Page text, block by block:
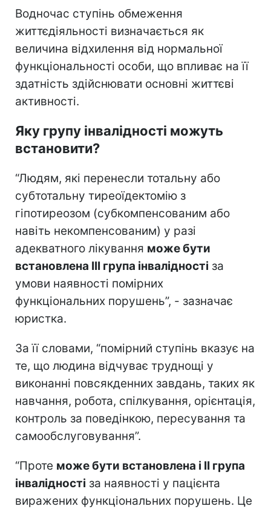
Водночас ступінь обмеження
життєдіяльності визначається як
величина відхилення від нормальної
функціональності особи, що впливає на її
здатність здійснювати основні життєві
активності.
Яку групу інвалідності можуть
встановити?
“Людям, які перенесли тотальну або
субтотальну тиреоїдектомію з
гіпотиреозом (субкомпенсованим або
навіть некомпенсованим) у разі
адекватного лікування може бути
встановлена ІІІ група інвалідності за
умови наявності помірних
функціональних порушень”, - зазначає
юристка.
За її словами, “помірний ступінь вказує на
те, що людина відчуває труднощі у
виконанні повсякденних завдань, таких як
навчання, робота, спілкування, орієнтація,
контроль за поведінкою, пересування та
самообслуговування”.
“Проте може бути встановлена і ІІ група
інвалідності за наявності у пацієнта
виражених функціональних порушень. Це